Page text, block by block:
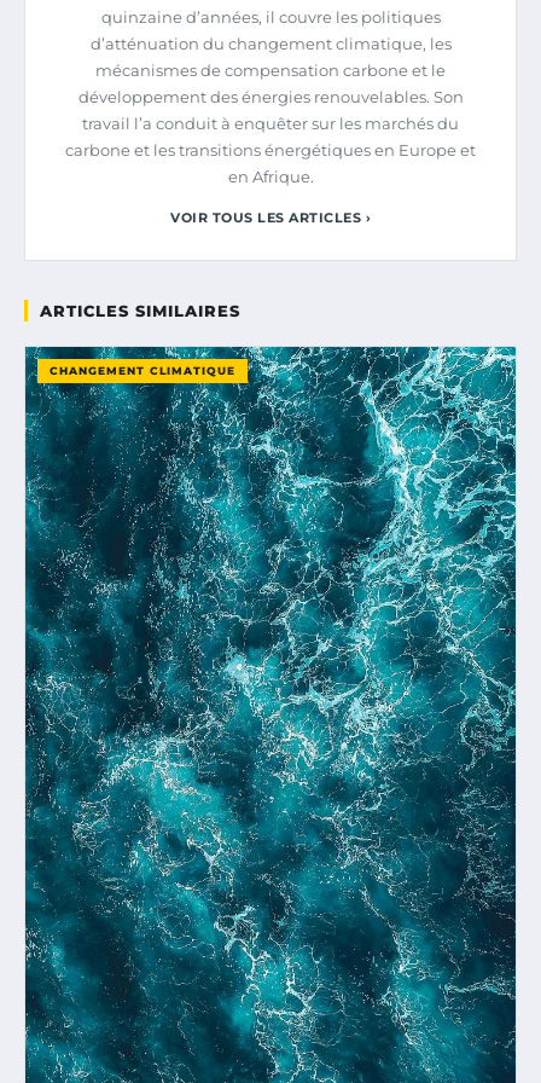
quinzaine d’années, il couvre les politiques
d’atténuation du changement climatique, les
mécanismes de compensation carbone et le
développement des énergies renouvelables. Son
travail l’a conduit à enquêter sur les marchés du
carbone et les transitions énergétiques en Europe et
en Afrique.
VOIR TOUS LES ARTICLES ›
ARTICLES SIMILAIRES
CHANGEMENT CLIMATIQUE